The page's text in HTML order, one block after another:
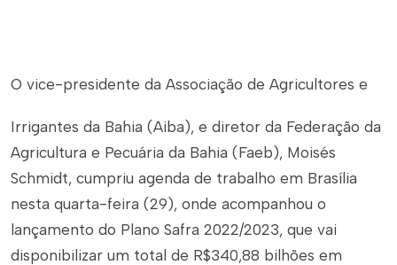
O vice-presidente da Associação de Agricultores e
Irrigantes da Bahia (Aiba), e diretor da Federação da
Agricultura e Pecuária da Bahia (Faeb), Moisés
Schmidt, cumpriu agenda de trabalho em Brasília
nesta quarta-feira (29), onde acompanhou o
lançamento do Plano Safra 2022/2023, que vai
disponibilizar um total de R$340,88 bilhões em